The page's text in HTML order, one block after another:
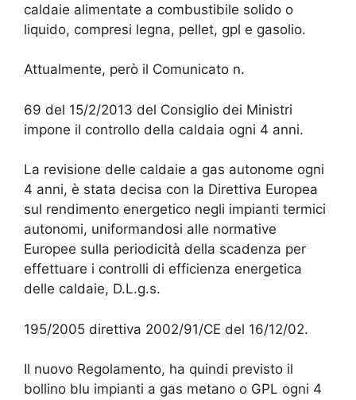
caldaie alimentate a combustibile solido o
liquido, compresi legna, pellet, gpl e gasolio.
Attualmente, però il Comunicato n.
69 del 15/2/2013 del Consiglio dei Ministri
impone il controllo della caldaia ogni 4 anni.
La revisione delle caldaie a gas autonome ogni
4 anni, è stata decisa con la Direttiva Europea
sul rendimento energetico negli impianti termici
autonomi, uniformandosi alle normative
Europee sulla periodicità della scadenza per
effettuare i controlli di efficienza energetica
delle caldaie, D.L.g.s.
195/2005 direttiva 2002/91/CE del 16/12/02.
Il nuovo Regolamento, ha quindi previsto il
bollino blu impianti a gas metano o GPL ogni 4